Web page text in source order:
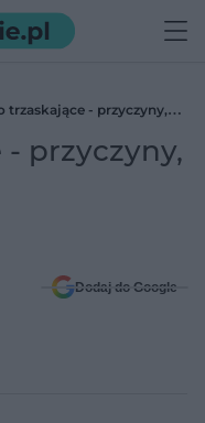
trzaskające - przyczyny,
przyczyny,
Dodaj do Google